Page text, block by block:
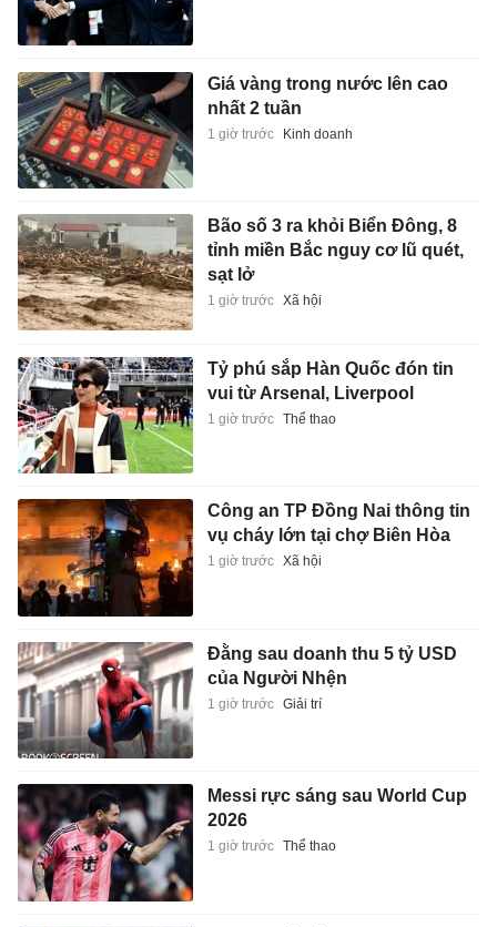
Giá vàng trong nước lên cao
nhất 2 tuần
1 giờ trước Kinh doanh
Bão số 3 ra khỏi Biển Đông, 8
tỉnh miền Bắc nguy cơ lũ quét,
sạt lở
1 giờ trước Xã hội
Tỷ phú sắp Hàn Quốc đón tin
vui từ Arsenal, Liverpool
1 giờ trước Thể thao
Công an TP Đồng Nai thông tin
vụ cháy lớn tại chợ Biên Hòa
1 giờ trước Xã hội
Đằng sau doanh thu 5 tỷ USD
của Người Nhện
1 giờ trước Giải trí
Messi rực sáng sau World Cup
2026
1 giờ trước Thể thao